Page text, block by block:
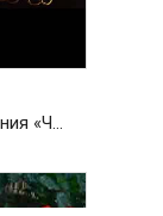
Корейская внешнеторговая компания «Чансу»